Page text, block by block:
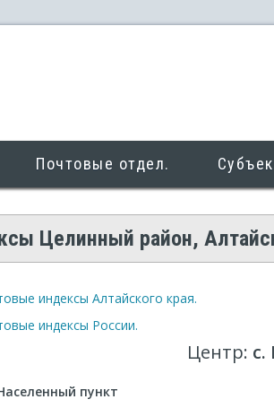
Почтовые отдел.
Целинный район,
индексы Алтайского края.
индексы России.
Центр:
пункт